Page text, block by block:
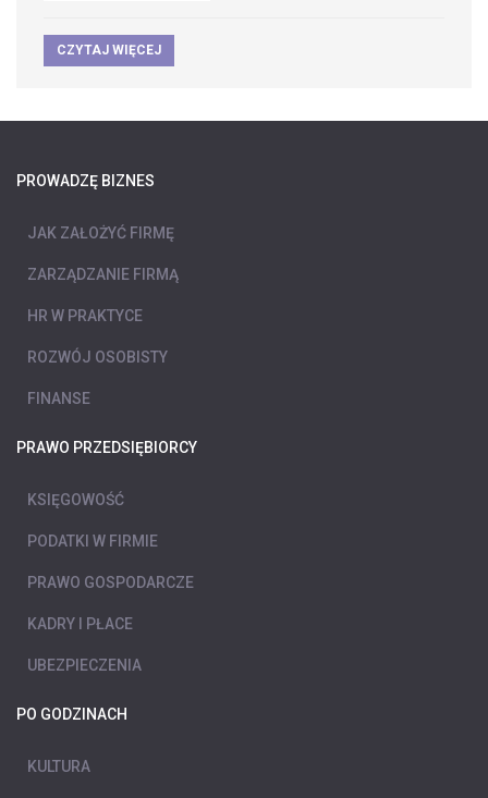
CZYTAJ WIĘCEJ
PROWADZĘ BIZNES
JAK ZAŁOŻYĆ FIRMĘ
ZARZĄDZANIE FIRMĄ
HR W PRAKTYCE
ROZWÓJ OSOBISTY
FINANSE
PRAWO PRZEDSIĘBIORCY
KSIĘGOWOŚĆ
PODATKI W FIRMIE
PRAWO GOSPODARCZE
KADRY I PŁACE
UBEZPIECZENIA
PO GODZINACH
KULTURA